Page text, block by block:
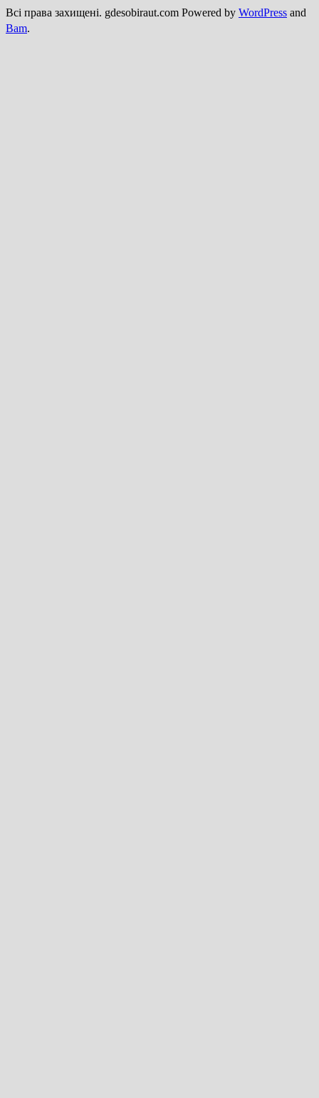
Всі права захищені. gdesobiraut.com Powered by WordPress and
Bam.